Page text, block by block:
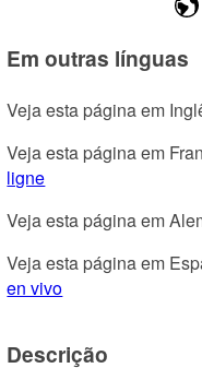
Em outras línguas
Veja esta página em
Veja esta página em
ligne
Veja esta página em
Veja esta página em
en vivo
Descrição